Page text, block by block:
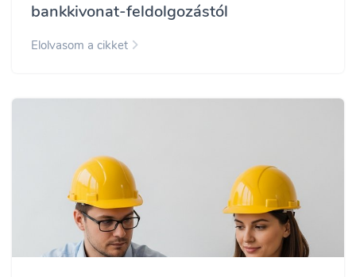
bankkivonat-feldolgozástól
Elolvasom a cikket